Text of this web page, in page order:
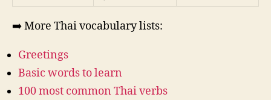
➡️ More Thai vocabulary lists:
Greetings
Basic words to learn
100 most common Thai verbs